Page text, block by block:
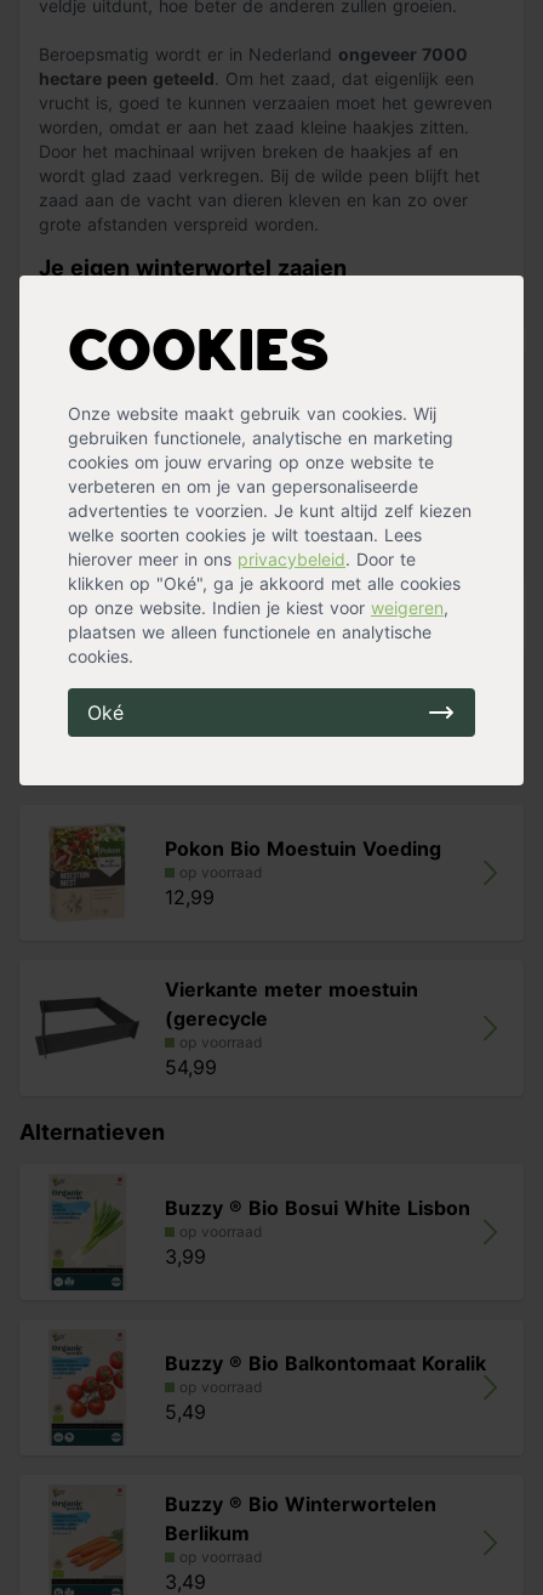
Cookies
Onze website maakt gebruik van cookies. Wij
gebruiken functionele, analytische en marketing
cookies om jouw ervaring op onze website te
verbeteren en om je van gepersonaliseerde
advertenties te voorzien. Je kunt altijd zelf kiezen
welke soorten cookies je wilt toestaan. Lees
hierover meer in ons privacybeleid. Door te
klikken op "Oké", ga je akkoord met alle cookies
op onze website. Indien je kiest voor weigeren,
plaatsen we alleen functionele en analytische
cookies.
Oké
veldje uitdunt, hoe beter de anderen zullen groeien.
Beroepsmatig wordt er in Nederland ongeveer 7000
hectare peen geteeld . Om het zaad, dat eigenlijk een
vrucht is, goed te kunnen verzaaien moet het gewreven
worden, omdat er aan het zaad kleine haakjes zitten.
Door het machinaal wrijven breken de haakjes af en
wordt glad zaad verkregen. Bij de wilde peen blijft het
zaad aan de vacht van dieren kleven en kan zo over
grote afstanden verspreid worden.
Je eigen winterwortel zaaien
eventueel iets uitdunnen. Gebruik geen verse mest. Dit
ras is productief en uitermate geschikt om in de winter
Geschikt voor Groenten ,Moestuin Volle grond
Zaaien
Planttijd
Voorjaar
Hoogte
40 cm
Standplaats
Halfschaduw ,
Zon
Oogsttijd
Oktober November
Meer specificaties »
Handig voor erbij
Pokon Zaai- en stekgrond Bio
9,99
Pokon Bio Moestuin Voeding
op voorraad
12,99
Vierkante meter moestuin
(gerecycle
op voorraad
54,99
Alternatieven
Buzzy ® Bio Bosui White Lisbon
op voorraad
3,99
Buzzy ® Bio Balkontomaat Koralik
op voorraad
5,49
Buzzy ® Bio Winterwortelen
Berlikum
op voorraad
3,49